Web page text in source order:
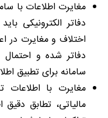
مغایرت اطلاعات با
دفاتر الکترونیکی
اختلاف و مغایرت در
دفاتر شده و
سامانه برای تطبیق
مغایرت با اطلاعات
مالیاتی، تطابق